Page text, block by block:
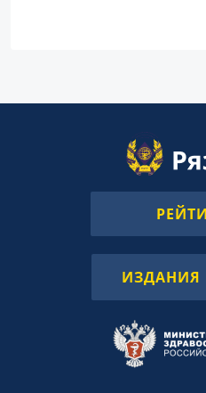
ИЗДАНИЯ